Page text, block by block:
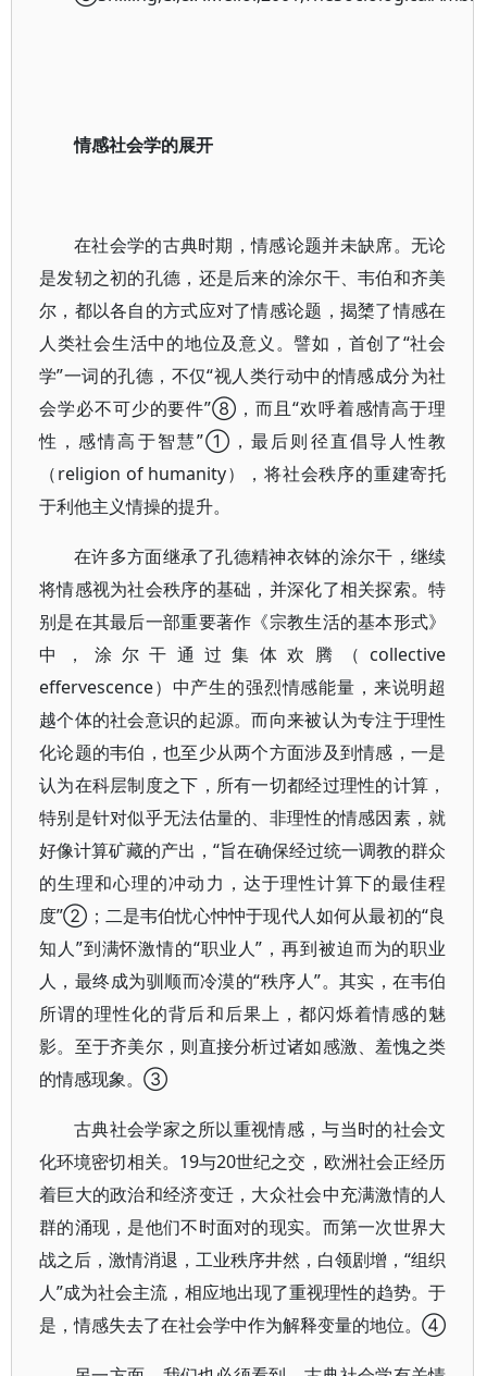
情感社会学的展开
在社会学的古典时期，情感论题并未缺席。无论
是发轫之初的孔德，还是后来的涂尔干、韦伯和齐美
尔，都以各自的方式应对了情感论题，揭橥了情感在
人类社会生活中的地位及意义。譬如，首创了“社会
学”一词的孔德，不仅“视人类行动中的情感成分为社
会学必不可少的要件”⑧，而且“欢呼着感情高于理
性，感情高于智慧”①，最后则径直倡导人性教
（religion of humanity），将社会秩序的重建寄托
于利他主义情操的提升。
在许多方面继承了孔德精神衣钵的涂尔干，继续
将情感视为社会秩序的基础，并深化了相关探索。特
别是在其最后一部重要著作《宗教生活的基本形式》
中，涂尔干通过集体欢腾（collective
effervescence）中产生的强烈情感能量，来说明超
越个体的社会意识的起源。而向来被认为专注于理性
化论题的韦伯，也至少从两个方面涉及到情感，一是
认为在科层制度之下，所有一切都经过理性的计算，
特别是针对似乎无法估量的、非理性的情感因素，就
好像计算矿藏的产出，“旨在确保经过统一调教的群众
的生理和心理的冲动力，达于理性计算下的最佳程
度”②；二是韦伯忧心忡忡于现代人如何从最初的“良
知人”到满怀激情的“职业人”，再到被迫而为的职业
人，最终成为驯顺而冷漠的“秩序人”。其实，在韦伯
所谓的理性化的背后和后果上，都闪烁着情感的魅
影。至于齐美尔，则直接分析过诸如感激、羞愧之类
的情感现象。③
古典社会学家之所以重视情感，与当时的社会文
化环境密切相关。19与20世纪之交，欧洲社会正经历
着巨大的政治和经济变迁，大众社会中充满激情的人
群的涌现，是他们不时面对的现实。而第一次世界大
战之后，激情消退，工业秩序井然，白领剧增，“组织
人”成为社会主流，相应地出现了重视理性的趋势。于
是，情感失去了在社会学中作为解释变量的地位。④